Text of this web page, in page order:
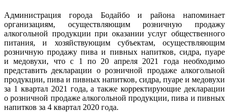
Администрация города Бодайбо и района напоминает
организациям, осуществляющим розничную продажу
алкогольной продукции при оказании услуг общественного
питания, и хозяйствующим субъектам, осуществляющим
розничную продажу пива и пивных напитков, сидра, пуаре
и медовухи, что с 1 по 20 апреля 2021 года необходимо
представить декларации о розничной продаже алкогольной
продукции, пива и пивных напитков, сидра, пуаре и медовухи
за 1 квартал 2021 года, а также корректирующие декларации
о розничной продаже алкогольной продукции, пива и пивных
напитков за 4 квартал 2020 года.